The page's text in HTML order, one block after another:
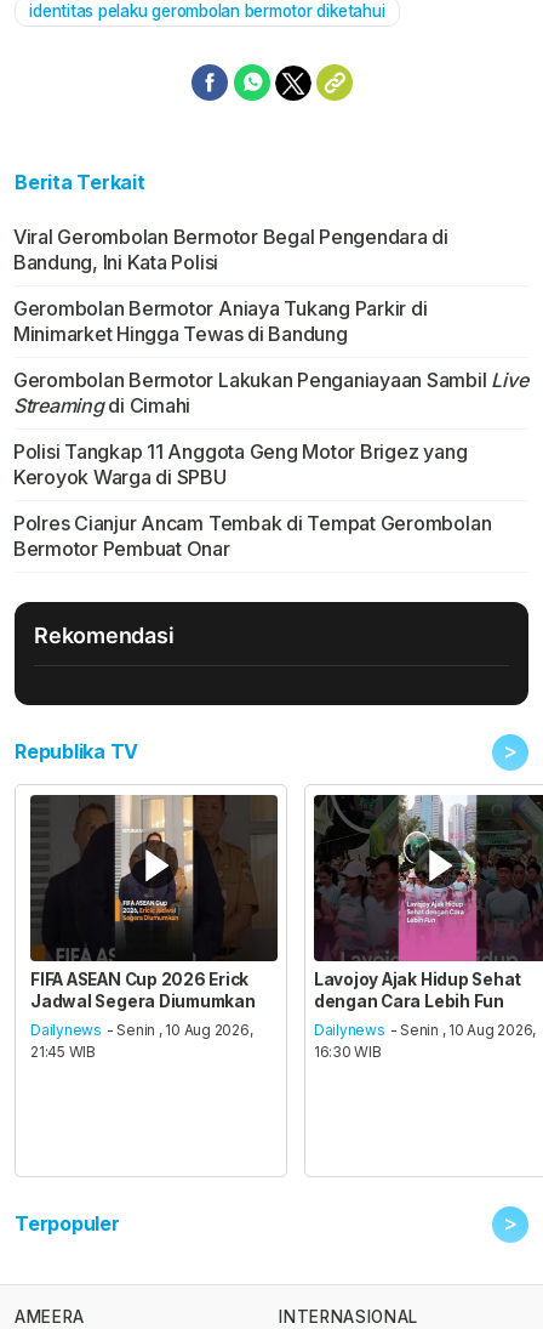
identitas pelaku gerombolan bermotor diketahui
Berita Terkait
Viral Gerombolan Bermotor Begal Pengendara di
Bandung, Ini Kata Polisi
Gerombolan Bermotor Aniaya Tukang Parkir di
Minimarket Hingga Tewas di Bandung
Gerombolan Bermotor Lakukan Penganiayaan Sambil Live
Streamingdi Cimahi
Polisi Tangkap 11 Anggota Geng Motor Brigez yang
Keroyok Warga di SPBU
Polres Cianjur Ancam Tembak di Tempat Gerombolan
Bermotor Pembuat Onar
Rekomendasi
Republika TV >
FIFA ASEAN Cup 2026 Erick
Jadwal Segera Diumumkan
Dailynews - Senin , 10 Aug 2026,
21:45 WIB
Lavojoy Ajak Hidup Sehat
dengan Cara Lebih Fun
Dailynews - Senin , 10 Aug 2026,
16:30 WIB
Terpopuler >
AMEERA INTERNASIONAL